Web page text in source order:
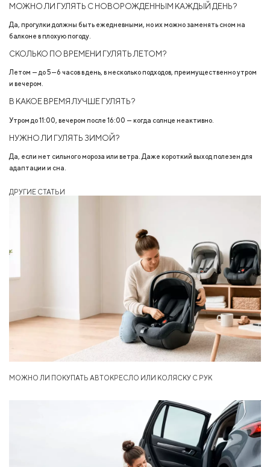
МОЖНО ЛИ ГУЛЯТЬ С НОВОРОЖДЕННЫМ КАЖДЫЙ ДЕНЬ?
Да, прогулки должны быть ежедневными, но их можно заменять сном на
балконе в плохую погоду.
СКОЛЬКО ПО ВРЕМЕНИ ГУЛЯТЬ ЛЕТОМ?
Летом — до 5—6 часов в день, в несколько подходов, преимущественно утром
и вечером.
В КАКОЕ ВРЕМЯ ЛУЧШЕ ГУЛЯТЬ?
Утром до 11:00, вечером после 16:00 — когда солнце неактивно.
НУЖНО ЛИ ГУЛЯТЬ ЗИМОЙ?
Да, если нет сильного мороза или ветра. Даже короткий выход полезен для
адаптации и сна.
ДРУГИЕ СТАТЬИ
МОЖНО ЛИ ПОКУПАТЬ АВТОКРЕСЛО ИЛИ КОЛЯСКУ С РУК